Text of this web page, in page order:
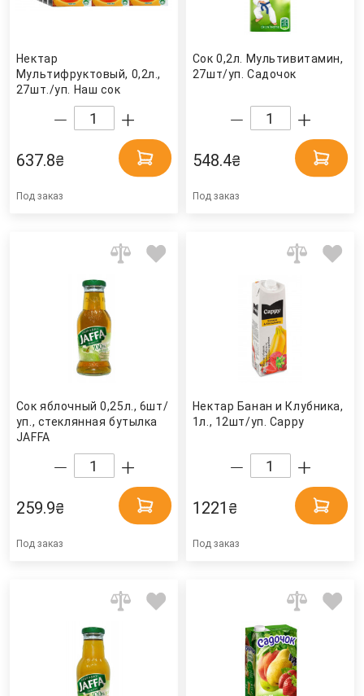
Нектар
Мультифруктовый, 0,2л.,
27шт./уп. Наш сок
637.8₴
Под заказ
Сок 0,2л. Мультивитамин,
27шт/уп. Садочок
548.4₴
Под заказ
Сок яблочный 0,25л., 6шт/
уп., стеклянная бутылка
JAFFA
259.9₴
Под заказ
Нектар Банан и Клубника,
1л., 12шт/уп. Cappy
1221 ₴
Под заказ